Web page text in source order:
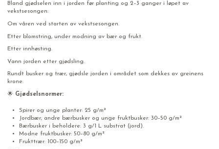
Bland gjødselen inn i jorden før planting og 2–3 ganger i løpet av
vekstsesongen:
Om våren ved starten av vekstsesongen.
Etter blomstring, under modning av bær og frukt.
Etter innhøsting.
Vann jorden etter gjødsling.
Rundt busker og trær, gjødsle jorden i området som dekkes av greinens
krone.
🌟 Gjødselsnormer:
Spirer og unge planter: 25 g/m²
Jordbær, andre bærbusker og unge fruktbusker: 30–50 g/m²
Bærbusker i beholdere: 3 g/1 L substrat (jord).
Modne fruktbusker: 50–80 g/m²
Frukttrær: 100–150 g/m²